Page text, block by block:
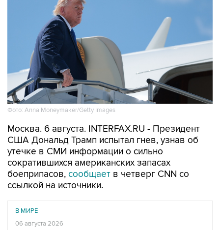
Фото: Anna Moneymaker/Getty Images
Москва. 6 августа. INTERFAX.RU - Президент
утечке в СМИ информации о сильно
сократившихся американских запасах
боеприпасов, сообщаетв четверг CNN со
ссылкой на источники.
В МИРЕ
Трамп похвалил Хегсета за операции в Венесуэле и
Иране